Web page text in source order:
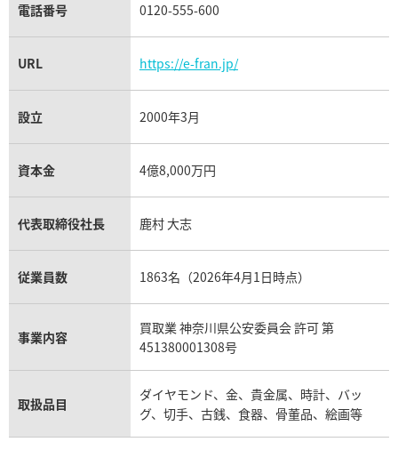
電話番号 0120-555-600
URL https://e-fran.jp/
設立 2000年3月
資本金 4億8,000万円
代表取締役社長 鹿村 大志
従業員数 1863名（2026年4月1日時点）
事業内容
買取業 神奈川県公安委員会 許可 第
451380001308号
取扱品目
ダイヤモンド、金、貴金属、時計、バッ
グ、切手、古銭、食器、骨董品、絵画等